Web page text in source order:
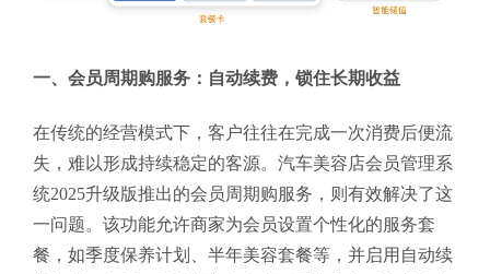
一、会员周期购服务：自动续费，锁住长期收益
在传统的经营模式下，客户往往在完成一次消费后便流
失，难以形成持续稳定的客源。汽车美容店会员管理系
统2025升级版推出的会员周期购服务，则有效解决了这
一问题。该功能允许商家为会员设置个性化的服务套
餐，如季度保养计划、半年美容套餐等，并启用自动续